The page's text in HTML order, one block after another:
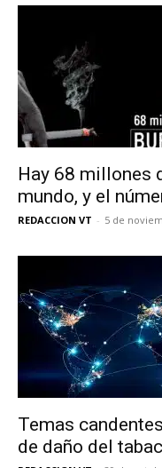
Hay 68 millones
mundo, y el
REDACCION VT - 5 de
Temas
de daño del